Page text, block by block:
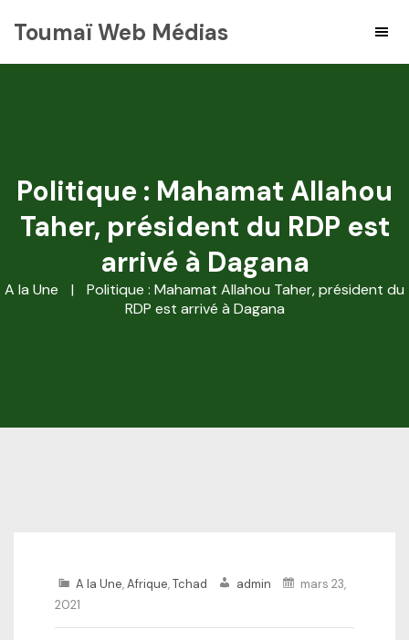
Toumaï Web Médias
Politique : Mahamat Allahou
Taher, président du RDP est
arrivé à Dagana
A la Une |
Politique : Mahamat Allahou Taher, président du
RDP est arrivé à Dagana
A la Une,Afrique,Tchad admin
mars 23,
2021